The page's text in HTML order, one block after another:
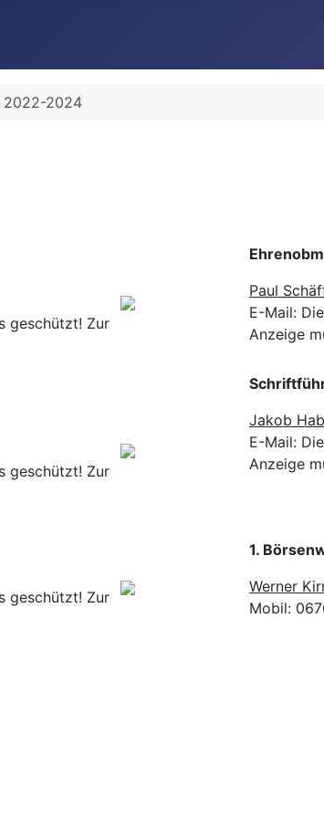
2022-2024
geschützt! Zur
Paul
E-Mail:
Anzeige
geschützt! Zur
Jakob
E-Mail:
Anzeige
geschützt! Zur
1.
Werner
Mobil: